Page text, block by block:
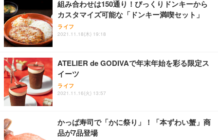
務用 おしゃれ パソコンチェア (ブラック)
Sezlife オフィスチェア デスクチェア 疲れない テレ
ワーク チェア 強化バックレスト 30度ロッキング機
能 人間工学 椅子 腰サポート 90度跳ね上げ式アーム
務用 おしゃれ パソコンチェア (ホワイト)
ANDWINT オフィスチェア デスクチェア 肘なし メ
ッシュ 通気性 ランバーサポート付き 腰サポート ガ
ス圧無段階昇降 360度回転 キャスター付き コンパク
【整備済み品】Dell E2724HS 27インチ 液晶モニタ
ー フルHD（1920×1080）VA 非光沢 HDMI/DisplayP
ort/VGA スピーカー内蔵 高さ調整 スイベル VESA対
【MiniLED/24.5inch/280Hz/FHD】GRAPHT THE S
HOOTER Gaming Monitor 24” Essential ゲーミン
グモニター QD 24.5インチ 1ms FHD 量子ドット 残
Smart Basic(スマートベーシック) 【Amazon.co.jp
限定】 Smart Basic アイリスオーヤマ ペットシーツ
超厚型 お徳用 ワイド 100枚入 (x 1) (ケース販売)
アイリスオーヤマ ペットシーツ 超厚型 お徳用 レギ
ュラー 200枚入【Amazon.co.jp限定】
組み合わせは150通り！びっくりドンキーから
カスタマイズ可能な「ドンキー満喫セット」
ライフ
2021.11.18(木) 19:18
ATELIER de GODIVAで年末年始を彩る限定ス
イーツ
ライフ
2021.11.16(火) 13:57
かっぱ寿司で「かに祭り」！「本ずわい蟹」商
品が7品登場